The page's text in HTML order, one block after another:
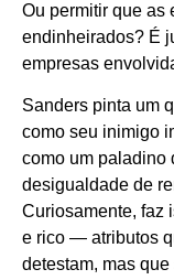
Ou permitir que as
endinheirados? É
empresas
Sanders pinta um
como seu inimigo
como um paladino
desigualdade de
Curiosamente, faz
e rico — atributos
detestam, mas